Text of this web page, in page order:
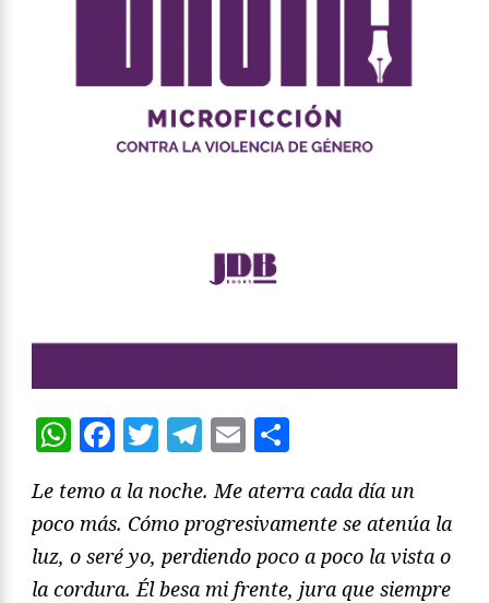
WhatsApp
Facebook
Twitter
Telegram
Email
Le temo a la noche. Me aterra cada día un
poco más. Cómo progresivamente se atenúa la
luz, o seré yo, perdiendo poco a poco la vista o
la cordura. Él besa mi frente, jura que siempre